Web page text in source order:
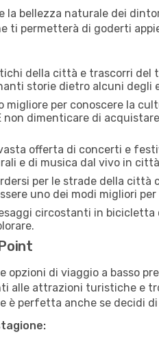
bellezza naturale dei
ti permetterà di goderti
della città e trascorri del
storie dietro alcuni degli
migliore per conoscere la
dimenticare di
offerta di concerti e
e di musica dal vivo in
per le strade della
uno dei modi migliori
circostanti in
di viaggio a basso
alle attrazioni turistiche e
è perfetta anche se decidi